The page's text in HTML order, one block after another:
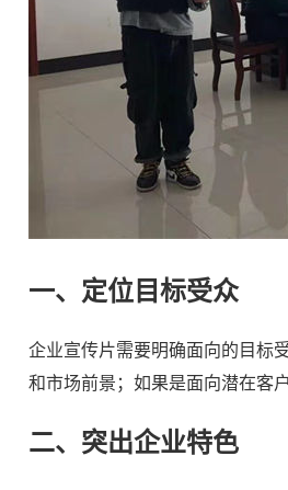
一、定位目标受众
企业宣传片需要明确面向的目标
和市场前景；如果是面向潜在客
二、突出企业特色